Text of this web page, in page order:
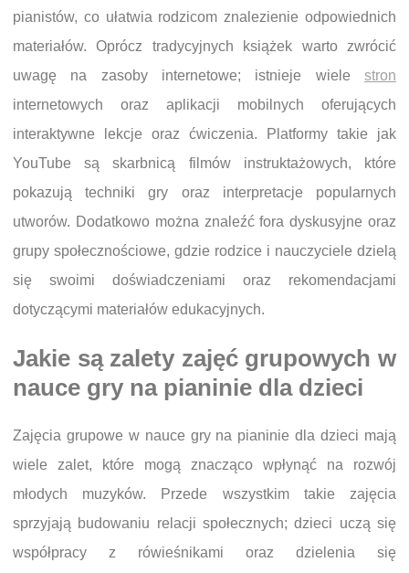
pianistów, co ułatwia rodzicom znalezienie odpowiednich
materiałów. Oprócz tradycyjnych książek warto zwrócić
uwagę na zasoby internetowe; istnieje wiele stron
internetowych oraz aplikacji mobilnych oferujących
interaktywne lekcje oraz ćwiczenia. Platformy takie jak
YouTube są skarbnicą filmów instruktażowych, które
pokazują techniki gry oraz interpretacje popularnych
utworów. Dodatkowo można znaleźć fora dyskusyjne oraz
grupy społecznościowe, gdzie rodzice i nauczyciele dzielą
się swoimi doświadczeniami oraz rekomendacjami
dotyczącymi materiałów edukacyjnych.
Jakie są zalety zajęć grupowych w
nauce gry na pianinie dla dzieci
Zajęcia grupowe w nauce gry na pianinie dla dzieci mają
wiele zalet, które mogą znacząco wpłynąć na rozwój
młodych muzyków. Przede wszystkim takie zajęcia
sprzyjają budowaniu relacji społecznych; dzieci uczą się
współpracy z rówieśnikami oraz dzielenia się